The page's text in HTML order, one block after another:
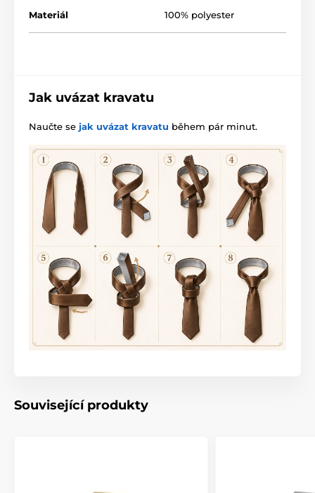
Materiál 100% polyester
Jak uvázat kravatu
Naučte se jak uvázat kravatu během pár minut.
Související produkty